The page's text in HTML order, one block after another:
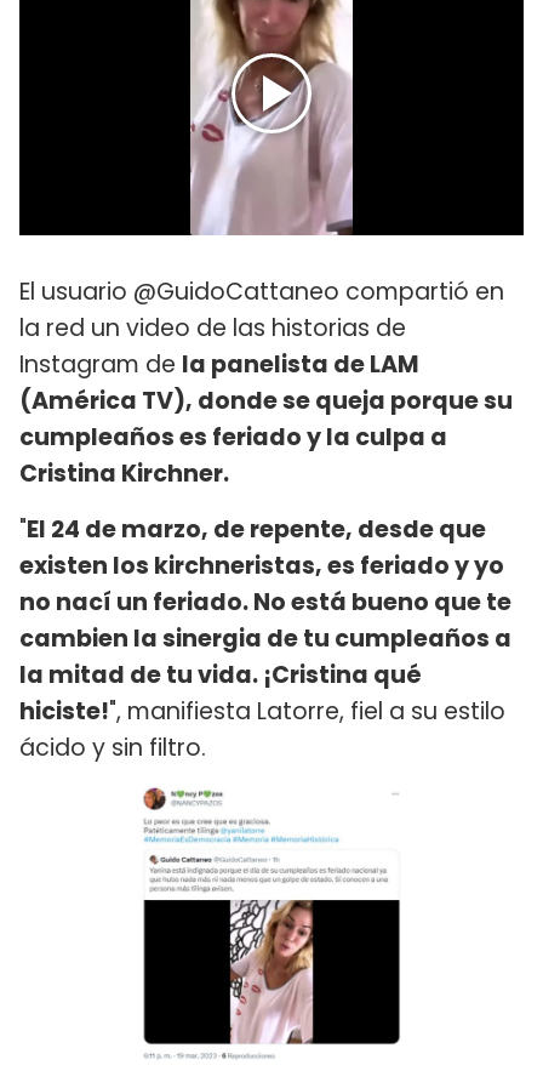
El usuario @GuidoCattaneo compartió en
la red un video de las historias de
Instagram de la panelista de LAM
(América TV), donde se queja porque su
cumpleaños es feriado y la culpa a
Cristina Kirchner.
"El 24 de marzo, de repente, desde que
existen los kirchneristas, es feriado y yo
no nací un feriado. No está bueno que te
cambien la sinergia de tu cumpleaños a
la mitad de tu vida. ¡Cristina qué
hiciste!", manifiesta Latorre, fiel a su estilo
ácido y sin filtro.